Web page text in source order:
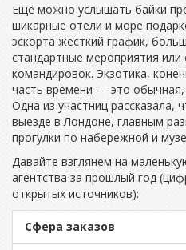
Ещё можно услышать байки
шикарные отели и море
эскорта жёсткий график,
стандартные мероприятия
командировок. Экзотика,
часть времени — это обычная,
Одна из участниц рассказала,
выезде в Лондоне, главным
прогулки по набережной и
Давайте взглянем на
агентства за прошлый год
открытых источников):
Сфера заказов